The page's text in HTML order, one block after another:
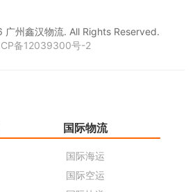
州鑫汉物流. All Rights Reserved.
备12039300号-2
国际物流
国际海运
国际空运